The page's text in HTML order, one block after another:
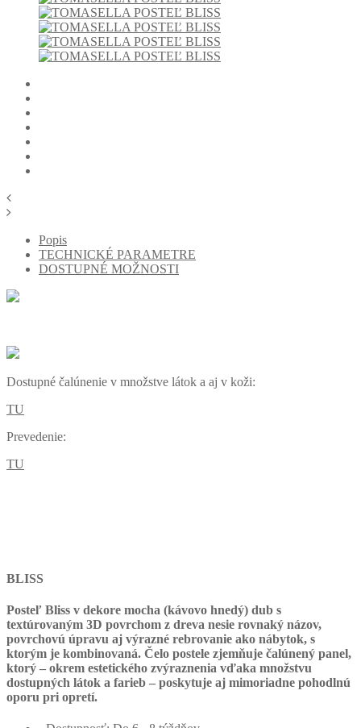
Popis
TECHNICKÉ PARAMETRE
DOSTUPNÉ MOŽNOSTI
Dostupné čalúnenie v množstve látok a aj v koži:
TU
Prevedenie:
TU
BLISS
Posteľ Bliss v dekore mocha (kávovo hnedý) dub s
textúrovaným 3D povrchom z dreva nesie rovnaký názov,
povrchovú úpravu aj výrazné rebrovanie ako nábytok, s
ktorým je kombinovaná. Čelo postele zjemňuje čalúnený panel,
ktorý – okrem estetického zvýraznenia vďaka množstvu
dostupných látok a farieb – poskytuje aj mimoriadne pohodlnú
oporu pri opretí.